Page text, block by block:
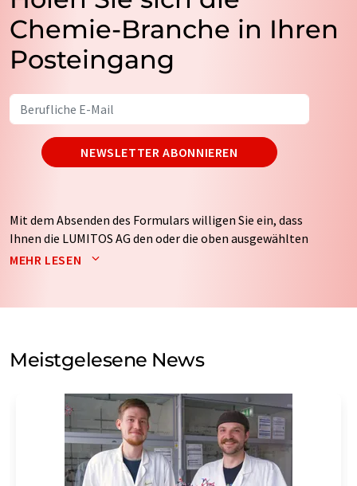
Chemie-Branche in Ihren
Posteingang
NEWSLETTER ABONNIEREN
Mit dem Absenden des Formulars willigen Sie ein, dass
Ihnen die LUMITOS AG den oder die oben ausgewählten
Newsletter per E-Mail zusendet. Ihre Daten werden
auf Basis unsererDatenschutzerklärung. LUMITOS darf
Meinungsforschung per E-Mail kontaktieren. Ihre
Einwilligung können Sie jederzeit ohne Angabe von
Str. 2, 12489 Berlin oder per E-Mail unter
widerruf@lumitos.commit Wirkung für die Zukunft
widerrufen. Zudem ist in jeder E-Mail ein Link zur
Abbestellung des entsprechenden Newsletters
enthalten.
MEHR LESEN
Meistgelesene News